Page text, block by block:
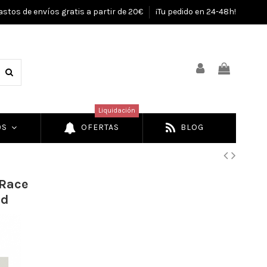
de envíos gratis a partir de 20€ ¡Tu pedido en 24-48h!
OFERTAS
Liquidación
BLOG